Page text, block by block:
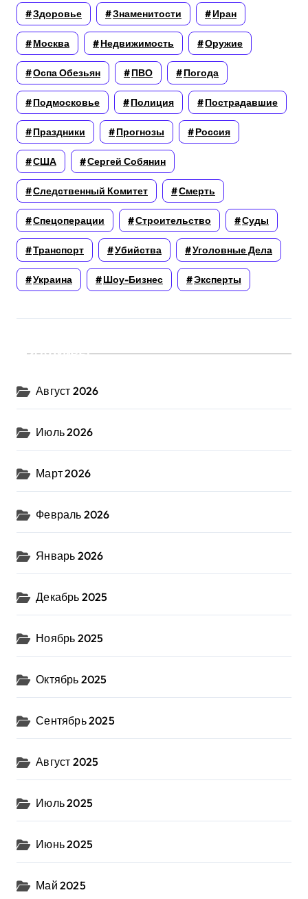
Здоровье Знаменитости Иран
Москва Недвижимость Оружие
Оспа Обезьян ПВО Погода
Подмосковье Полиция Пострадавшие
Праздники Прогнозы Россия
США Сергей Собянин
Следственный Комитет Смерть
Спецоперации Строительство Суды
Транспорт Убийства Уголовные Дела
Украина Шоу-Бизнес Эксперты
Архивы
Август 2026
Июль 2026
Март 2026
Февраль 2026
Январь 2026
Декабрь 2025
Ноябрь 2025
Октябрь 2025
Сентябрь 2025
Август 2025
Июль 2025
Июнь 2025
Май 2025